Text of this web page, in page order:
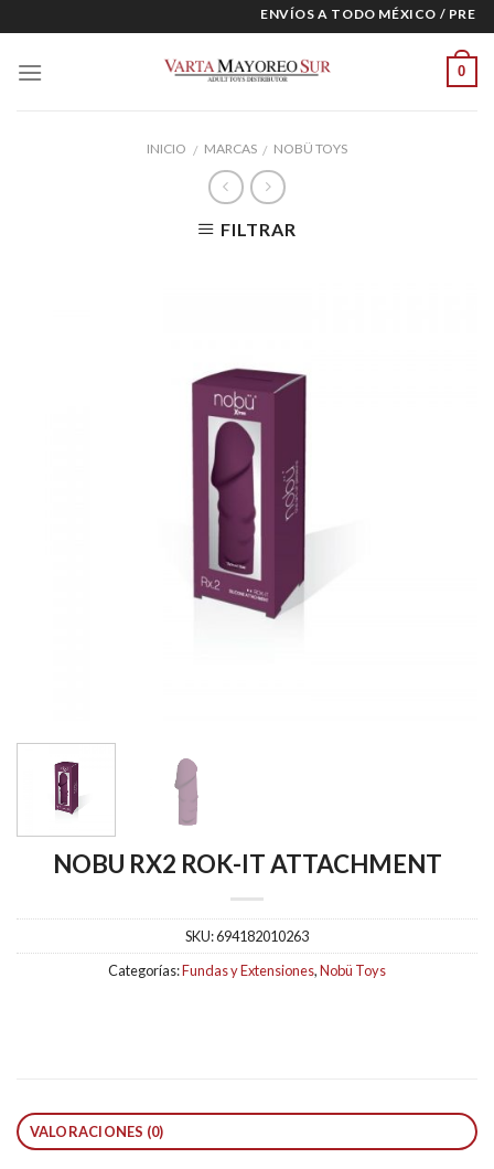
to
content
ENVÍOS A TODO MÉXICO /
0
INICIO / MARCAS / NOBÜ TOYS
FILTRAR
NOBU RX2 ROK-IT ATTACHMENT
SKU:694182010263
Categorías:Fundas y Extensiones,Nobü Toys
VALORACIONES (0)